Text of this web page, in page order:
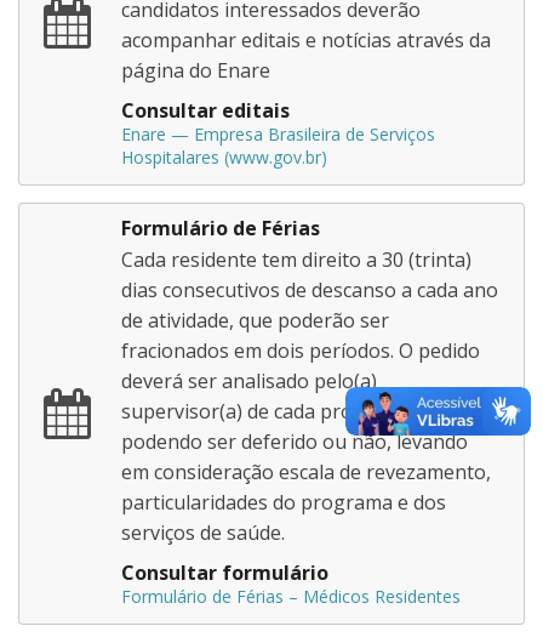
candidatos interessados deverão
acompanhar editais e notícias através da
página do Enare
Consultar editais
Enare — Empresa Brasileira de Serviços
Hospitalares (www.gov.br)
Formulário de Férias
Cada residente tem direito a 30 (trinta)
dias consecutivos de descanso a cada ano
de atividade, que poderão ser
fracionados em dois períodos. O pedido
deverá ser analisado pelo(a)
supervisor(a) de cada programa,
podendo ser deferido ou não, levando
em consideração escala de revezamento,
particularidades do programa e dos
serviços de saúde.
Consultar formulário
Formulário de Férias – Médicos Residentes